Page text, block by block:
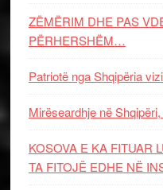
ZËMËRIM DHE PAS
PËRHERSHËM…
Patriotë nga Shqipëria
Mirëseardhje në
KOSOVA E KA FITUAR
TA FITOJË EDHE NË